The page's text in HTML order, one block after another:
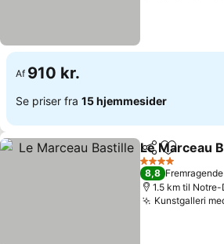
Af 910 kr.
Se priser fra 15 hjemmesider
Del Føj til
Le Marceau
4 Stjerner
8,8 Fremragende
1.5 km til
Kunstgalleri